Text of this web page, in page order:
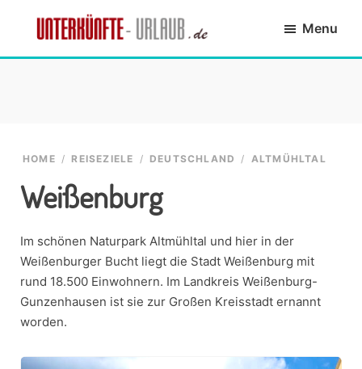
Unterkünfte-
finde
Menu
HOME / REISEZIELE / DEUTSCHLAND / ALTMÜHLTAL
Weißenburg
Im schönen Naturpark Altmühltal und hier in der
Weißenburger Bucht liegt die Stadt Weißenburg mit
rund 18.500 Einwohnern. Im Landkreis Weißenburg-
Gunzenhausen ist sie zur Großen Kreisstadt ernannt
worden.